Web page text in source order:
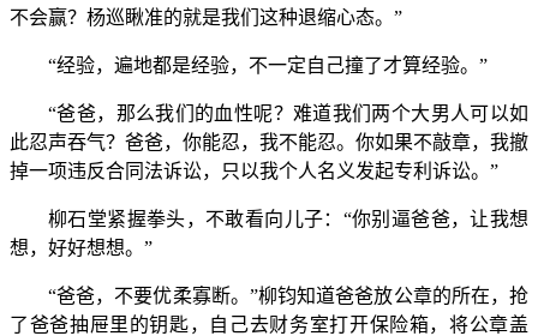
不会赢？杨巡瞅准的就是我们这种退缩心态。”
“经验，遍地都是经验，不一定自己撞了才算经验。”
“爸爸，那么我们的血性呢？难道我们两个大男人可以如
此忍声吞气？爸爸，你能忍，我不能忍。你如果不敲章，我撤
掉一项违反合同法诉讼，只以我个人名义发起专利诉讼。”
柳石堂紧握拳头，不敢看向儿子：“你别逼爸爸，让我想
想，好好想想。”
“爸爸，不要优柔寡断。”柳钧知道爸爸放公章的所在，抢
了爸爸抽屉里的钥匙，自己去财务室打开保险箱，将公章盖